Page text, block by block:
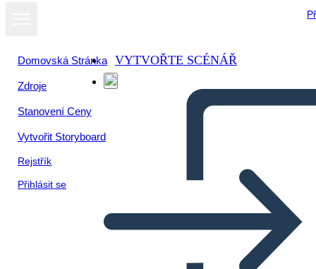
Domovská Stránka
Zdroje
Stanovení Ceny
Vytvořit Storyboard
Rejstřík
Přihlásit se
VYTVOŘTE SCÉNÁŘ